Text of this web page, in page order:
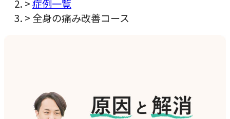
>症例一覧
> 全身の痛み改善コース